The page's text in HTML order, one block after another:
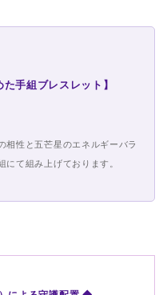
手組ブレスレット】
相性と五芒星のエネルギーバラ
て組み上げております。